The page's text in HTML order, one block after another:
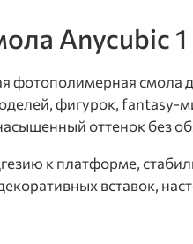
Anycubic 1
фотополимерная смола
фигурок, fantasy-
оттенок без
к платформе,
вставок,